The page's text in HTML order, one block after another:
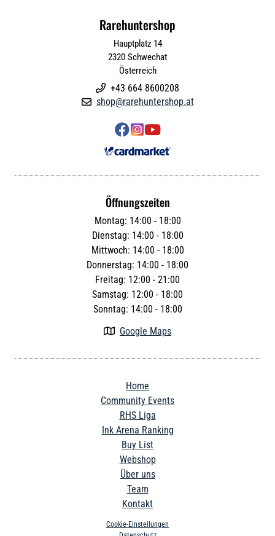
Rarehuntershop
Hauptplatz 14
2320 Schwechat
Österreich
 +43 664 8600208
 shop@rarehuntershop.at

Öffnungszeiten
Montag: 14:00 - 18:00
Dienstag: 14:00 - 18:00
Mittwoch: 14:00 - 18:00
Donnerstag: 14:00 - 18:00
Freitag: 12:00 - 21:00
Samstag: 12:00 - 18:00
Sonntag: 14:00 - 18:00
 Google Maps
Home
Community Events
RHS Liga
Ink Arena Ranking
Buy List
Webshop
Über uns
Team
Kontakt
Cookie-Einstellungen